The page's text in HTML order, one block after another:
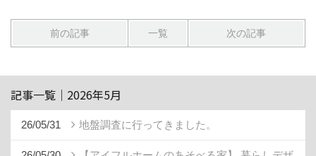
前の記事 一覧 次の記事
記事一覧｜2026年5月
26/05/31 地盤調査に行ってきました。